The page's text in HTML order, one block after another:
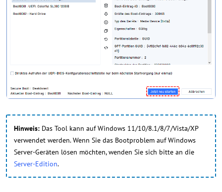
Hinweis: Das Tool kann auf Windows 11/10/8.1/8/7/Vista/XP
verwendet werden. Wenn Sie das Bootproblem auf Windows
Server-Geräten lösen möchten, wenden Sie sich bitte an die
Server-Edition.